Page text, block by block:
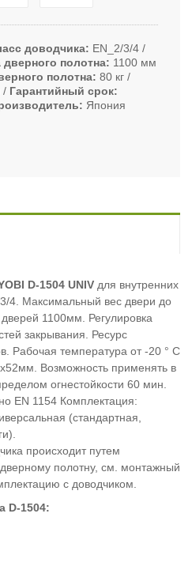
доводчика
EN_2/3/4
полотна
1100 мм
полотна 80 кг
Гарантийный срок
Япония
D-1504 UNIV для внутренних
4. Максимальный вес двери до
1100мм. Регулировка
закрывания. Ресурс
Рабочая температура от -20 ° С
Возможность применять в
огнестойкости 60 мин.
EN 1154 Комплектация:
(стандартная,
происходит путем
полотну, см. монтажный
с доводчиком.
D-1504: